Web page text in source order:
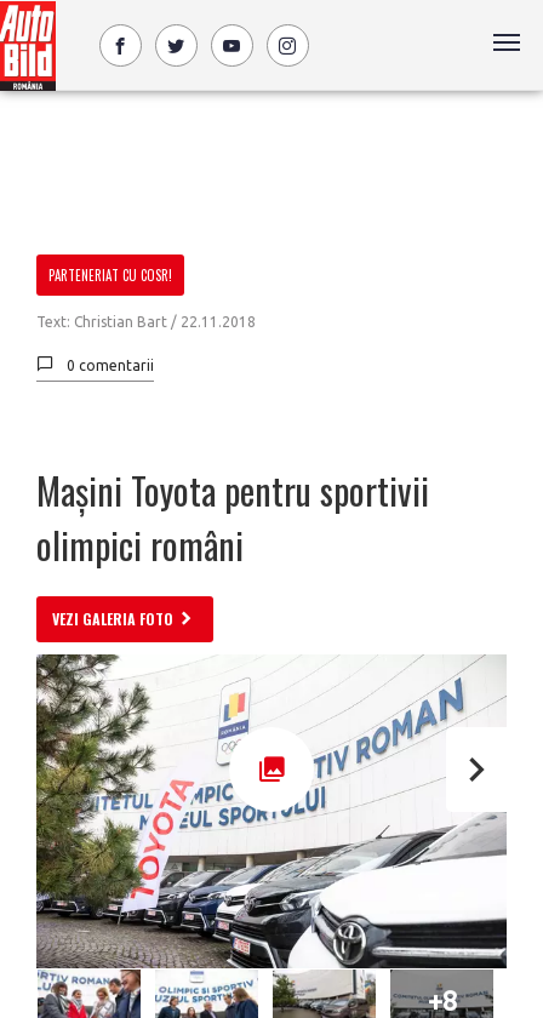
PARTENERIAT CU COSR!
Text: Christian Bart / 22.11.2018
0 comentarii
Mașini Toyota pentru sportivii
olimpici români
VEZI GALERIA FOTO
+8